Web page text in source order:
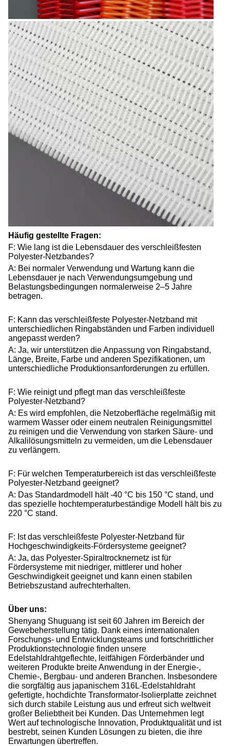
Häufig gestellte Fragen:
F: Wie lang ist die Lebensdauer des verschleißfesten
Polyester-Netzbandes?
A: Bei normaler Verwendung und Wartung kann die
Lebensdauer je nach Verwendungsumgebung und
Belastungsbedingungen normalerweise 2–5 Jahre
betragen.
F: Kann das verschleißfeste Polyester-Netzband mit
unterschiedlichen Ringabständen und Farben individuell
angepasst werden?
A: Ja, wir unterstützen die Anpassung von Ringabstand,
Länge, Breite, Farbe und anderen Spezifikationen, um
unterschiedliche Produktionsanforderungen zu erfüllen.
F: Wie reinigt und pflegt man das verschleißfeste
Polyester-Netzband?
A: Es wird empfohlen, die Netzoberfläche regelmäßig mit
warmem Wasser oder einem neutralen Reinigungsmittel
zu reinigen und die Verwendung von starken Säure- und
Alkalilösungsmitteln zu vermeiden, um die Lebensdauer
zu verlängern.
F: Für welchen Temperaturbereich ist das verschleißfeste
Polyester-Netzband geeignet?
A: Das Standardmodell hält -40 °C bis 150 °C stand, und
das spezielle hochtemperaturbeständige Modell hält bis zu
220 °C stand.
F: Ist das verschleißfeste Polyester-Netzband für
Hochgeschwindigkeits-Fördersysteme geeignet?
A: Ja, das Polyester-Spiraltrocknernetz ist für
Fördersysteme mit niedriger, mittlerer und hoher
Geschwindigkeit geeignet und kann einen stabilen
Betriebszustand aufrechterhalten.
Über uns:
Shenyang Shuguang ist seit 60 Jahren im Bereich der
Gewebeherstellung tätig. Dank eines internationalen
Forschungs- und Entwicklungsteams und fortschrittlicher
Produktionstechnologie finden unsere
Edelstahldrahtgeflechte, leitfähigen Förderbänder und
weiteren Produkte breite Anwendung in der Energie-,
Chemie-, Bergbau- und anderen Branchen. Insbesondere
die sorgfältig aus japanischem 316L-Edelstahldraht
gefertigte, hochdichte Transformator-Isolierplatte zeichnet
sich durch stabile Leistung aus und erfreut sich weltweit
großer Beliebtheit bei Kunden. Das Unternehmen legt
Wert auf technologische Innovation, Produktqualität und ist
bestrebt, seinen Kunden Lösungen zu bieten, die ihre
Erwartungen übertreffen.